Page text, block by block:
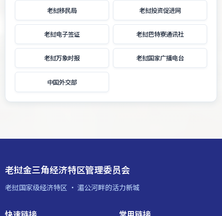
老挝移民局 老挝投资促进网
老挝电子签证 老挝巴特寮通讯社
老挝万象时报 老挝国家广播电台
中国外交部
老挝金三角经济特区管理委员会
老挝国家级经济特区 · 湄公河畔的活力新城